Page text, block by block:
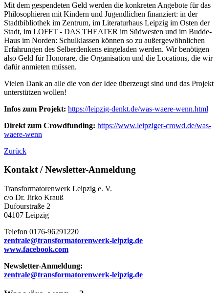
Mit dem gespendeten Geld werden die konkreten Angebote für das
Philosophieren mit Kindern und Jugendlichen finanziert: in der
Stadtbibliothek im Zentrum, im Literaturhaus Leipzig im Osten der
Stadt, im LOFFT - DAS THEATER im Südwesten und im Budde-
Haus im Norden: Schulklassen können so zu außergewöhnlichen
Erfahrungen des Selberdenkens eingeladen werden. Wir benötigen
also Geld für Honorare, die Organisation und die Locations, die wir
dafür anmieten müssen.
Vielen Dank an alle die von der Idee überzeugt sind und das Projekt
unterstützen wollen!
Infos zum Projekt: https://leipzig-denkt.de/was-waere-wenn.html
Direkt zum Crowdfunding: https://www.leipziger-crowd.de/was-
waere-wenn
Zurück
Kontakt / Newsletter-Anmeldung
Transformatorenwerk Leipzig e. V.
c/o Dr. Jirko Krauß
Dufourstraße 2
04107 Leipzig
Telefon 0176-96291220
zentrale@transformatorenwerk-leipzig.de
www.facebook.com
Newsletter-Anmeldung:
zentrale@transformatorenwerk-leipzig.de